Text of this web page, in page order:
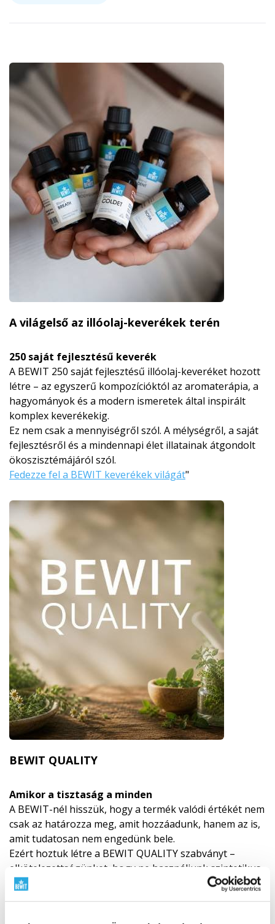
A világelső az illóolaj-keverékek terén
250 saját fejlesztésű keverék
A BEWIT 250 saját fejlesztésű illóolaj-keveréket hozott
létre – az egyszerű kompozícióktól az aromaterápia, a
hagyományok és a modern ismeretek által inspirált
komplex keverékekig.
Ez nem csak a mennyiségről szól. A mélységről, a saját
fejlesztésről és a mindennapi élet illatainak átgondolt
ökoszisztémájá­ról szól.
Fedezze fel a BEWIT keverékek világát"
BEWIT QUALITY
Amikor a tisztaság a minden
A BEWIT-nél hisszük, hogy a termék valódi értékét nem
csak az határozza meg, amit hozzáadunk, hanem az is,
amit tudatosan nem engedünk bele.
Ezért hoztuk létre a BEWIT QUALITY szabványt –
elkötelezettségünket, hogy ne használjunk szintetikus,
petrolkémiai eredetű adalékanyagokat, rejtett